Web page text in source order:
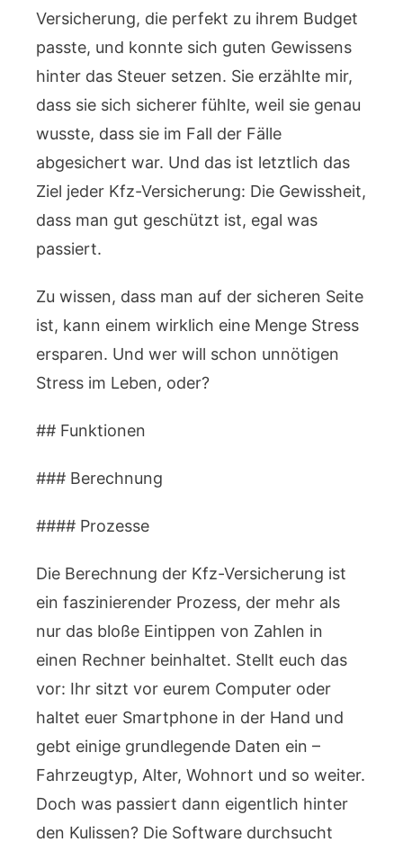
Versicherung, die perfekt zu ihrem Budget
passte, und konnte sich guten Gewissens
hinter das Steuer setzen. Sie erzählte mir,
dass sie sich sicherer fühlte, weil sie genau
wusste, dass sie im Fall der Fälle
abgesichert war. Und das ist letztlich das
Ziel jeder Kfz-Versicherung: Die Gewissheit,
dass man gut geschützt ist, egal was
passiert.
Zu wissen, dass man auf der sicheren Seite
ist, kann einem wirklich eine Menge Stress
ersparen. Und wer will schon unnötigen
Stress im Leben, oder?
## Funktionen
### Berechnung
#### Prozesse
Die Berechnung der Kfz-Versicherung ist
ein faszinierender Prozess, der mehr als
nur das bloße Eintippen von Zahlen in
einen Rechner beinhaltet. Stellt euch das
vor: Ihr sitzt vor eurem Computer oder
haltet euer Smartphone in der Hand und
gebt einige grundlegende Daten ein –
Fahrzeugtyp, Alter, Wohnort und so weiter.
Doch was passiert dann eigentlich hinter
den Kulissen? Die Software durchsucht